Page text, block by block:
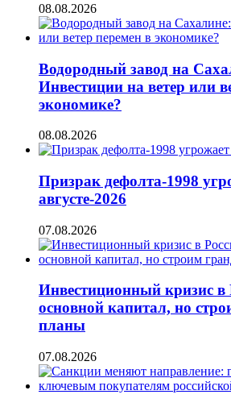
08.08.2026
Водородный завод на
Инвестиции на ветер или
экономике?
08.08.2026
Призрак дефолта-1998
августе-2026
07.08.2026
Инвестиционный кризис в
основной капитал, но
планы
07.08.2026